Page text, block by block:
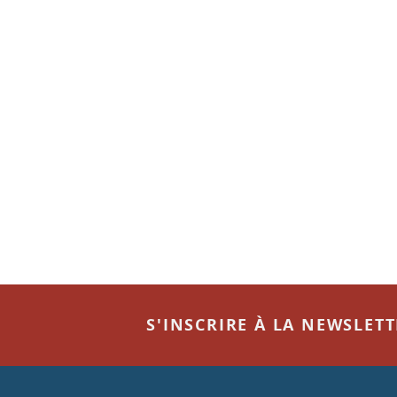
S'INSCRIRE À LA